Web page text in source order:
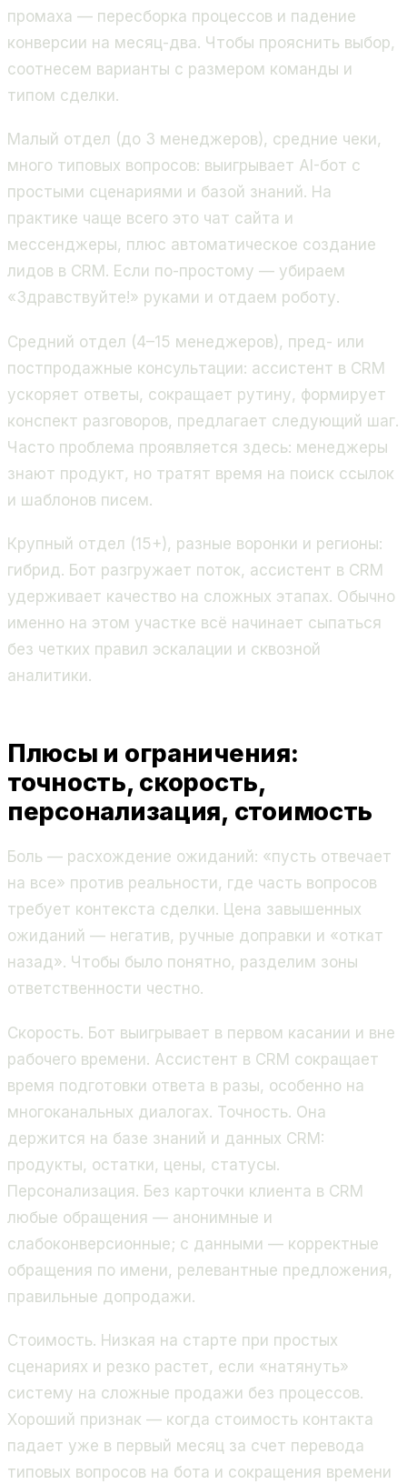
промаха — пересборка процессов и падение
конверсии на месяц-два. Чтобы прояснить выбор,
соотнесем варианты с размером команды и
типом сделки.
Малый отдел (до 3 менеджеров), средние чеки,
много типовых вопросов: выигрывает AI-бот с
простыми сценариями и базой знаний. На
практике чаще всего это чат сайта и
мессенджеры, плюс автоматическое создание
лидов в CRM. Если по-простому — убираем
«Здравствуйте!» руками и отдаем роботу.
Средний отдел (4–15 менеджеров), пред- или
постпродажные консультации: ассистент в CRM
ускоряет ответы, сокращает рутину, формирует
конспект разговоров, предлагает следующий шаг.
Часто проблема проявляется здесь: менеджеры
знают продукт, но тратят время на поиск ссылок
и шаблонов писем.
Крупный отдел (15+), разные воронки и регионы:
гибрид. Бот разгружает поток, ассистент в CRM
удерживает качество на сложных этапах. Обычно
именно на этом участке всё начинает сыпаться
без четких правил эскалации и сквозной
аналитики.
Плюсы и ограничения:
точность, скорость,
персонализация, стоимость
Боль — расхождение ожиданий: «пусть отвечает
на все» против реальности, где часть вопросов
требует контекста сделки. Цена завышенных
ожиданий — негатив, ручные доправки и «откат
назад». Чтобы было понятно, разделим зоны
ответственности честно.
Скорость. Бот выигрывает в первом касании и вне
рабочего времени. Ассистент в CRM сокращает
время подготовки ответа в разы, особенно на
многоканальных диалогах. Точность. Она
держится на базе знаний и данных CRM:
продукты, остатки, цены, статусы.
Персонализация. Без карточки клиента в CRM
любые обращения — анонимные и
слабоконверсионные; с данными — корректные
обращения по имени, релевантные предложения,
правильные допродажи.
Стоимость. Низкая на старте при простых
сценариях и резко растет, если «натянуть»
систему на сложные продажи без процессов.
Хороший признак — когда стоимость контакта
падает уже в первый месяц за счет перевода
типовых вопросов на бота и сокращения времени